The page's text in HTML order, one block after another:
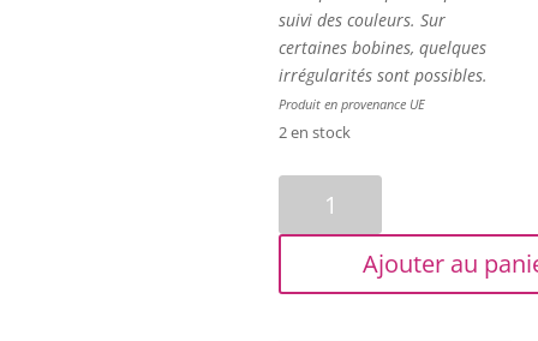
suivi des couleurs. Sur
certaines bobines, quelques
irrégularités sont possibles.
Produit en provenance UE
2 en stock
Trapilho
Bobine
Ajouter au